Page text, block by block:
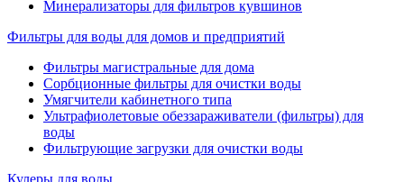
Минерализаторы для фильтров кувшинов
Фильтры для воды для домов и предприятий
Фильтры магистральные для дома
Сорбционные фильтры для очистки воды
Умягчители кабинетного типа
Ультрафиолетовые обеззараживатели (фильтры) для
воды
Фильтрующие загрузки для очистки воды
Кулеры для воды